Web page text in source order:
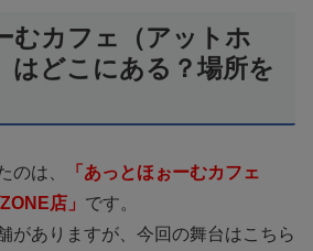
むカフェ（アットホ
はどこにある？場所を
のは、
「あっとほぉーむカフェ
店」 です。
がありますが、今回の舞台はこちら